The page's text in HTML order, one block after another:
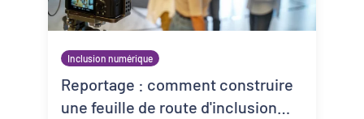
Inclusion numérique
Reportage : comment construire
une feuille de route d'inclusion